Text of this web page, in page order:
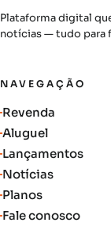
Plataforma digital
notícias — tudo para
NAVEGAÇÃO
Revenda
Aluguel
Lançamentos
Notícias
Planos
Fale conosco